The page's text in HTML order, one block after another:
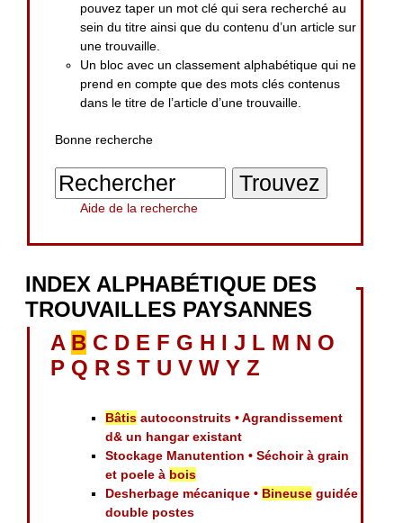
pouvez taper un mot clé qui sera recherché au
sein du titre ainsi que du contenu d’un article sur
une trouvaille.
Un bloc avec un classement alphabétique qui ne
prend en compte que des mots clés contenus
dans le titre de l’article d’une trouvaille.
Bonne recherche
Aide de la recherche
INDEX ALPHABÉTIQUE DES
TROUVAILLES PAYSANNES
A B C D E F G H I J L M N O
P Q R S T U V W Y Z
Bâtis autoconstruits • Agrandissement
d& un hangar existant
Stockage Manutention • Séchoir à grain
et poele à bois
Desherbage mécanique • Bineuse guidée
double postes